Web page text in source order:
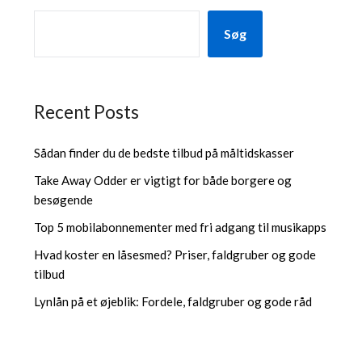
Søg
Recent Posts
Sådan finder du de bedste tilbud på måltidskasser
Take Away Odder er vigtigt for både borgere og
besøgende
Top 5 mobilabonnementer med fri adgang til musikapps
Hvad koster en låsesmed? Priser, faldgruber og gode
tilbud
Lynlån på et øjeblik: Fordele, faldgruber og gode råd